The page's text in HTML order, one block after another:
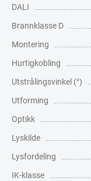
DALI
Brannklasse D
Montering
Hurtigkobling
Utstrålingsvinkel (°)
Utforming
Optikk
Lyskilde
Lysfordeling
IK-klasse